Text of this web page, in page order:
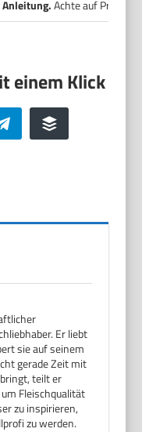
Achte auf
Telegram Buffer
Er liebt
sie auf seinem
gerade Zeit mit
teilt er
Fleischqualität
zu inspirieren,
zu werden.